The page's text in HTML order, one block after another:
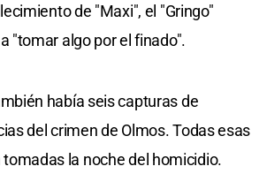
de "Maxi", el "Gringo"
"tomar algo por el finado".
había seis capturas de
del crimen de Olmos. Todas esas
la noche del homicidio.